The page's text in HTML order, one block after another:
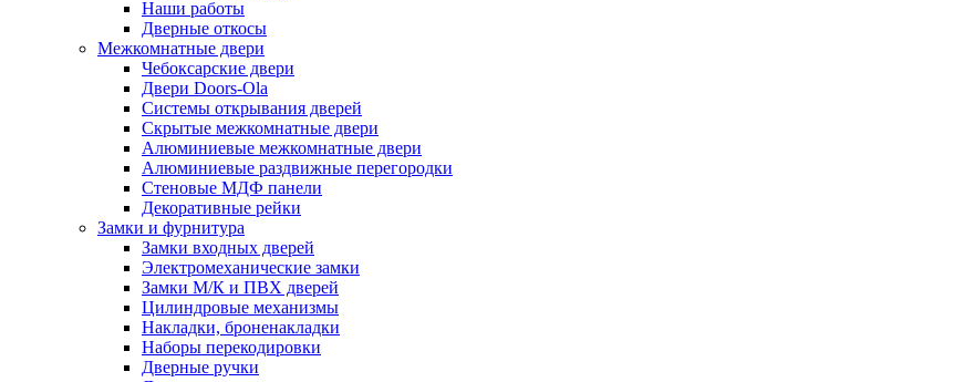
Наши работы
Дверные откосы
Межкомнатные двери
Чебоксарские двери
Двери Doors-Ola
Системы открывания дверей
Скрытые межкомнатные двери
Алюминиевые межкомнатные двери
Алюминиевые раздвижные перегородки
Стеновые МДФ панели
Декоративные рейки
Замки и фурнитура
Замки входных дверей
Электромеханические замки
Замки М/К и ПВХ дверей
Цилиндровые механизмы
Накладки, броненакладки
Наборы перекодировки
Дверные ручки